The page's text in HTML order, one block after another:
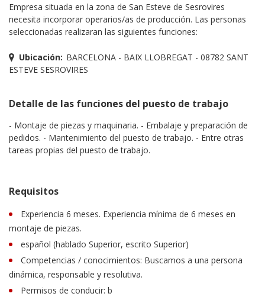
Empresa situada en la zona de San Esteve de Sesrovires
necesita incorporar operarios/as de producción. Las personas
seleccionadas realizaran las siguientes funciones:
Ubicación: BARCELONA - BAIX LLOBREGAT - 08782 SANT
ESTEVE SESROVIRES
Detalle de las funciones del puesto de trabajo
- Montaje de piezas y maquinaria. - Embalaje y preparación de
pedidos. - Mantenimiento del puesto de trabajo. - Entre otras
tareas propias del puesto de trabajo.
Requisitos
Experiencia 6 meses. Experiencia mínima de 6 meses en
montaje de piezas.
español (hablado Superior, escrito Superior)
Competencias / conocimientos: Buscamos a una persona
dinámica, responsable y resolutiva.
Permisos de conducir: b